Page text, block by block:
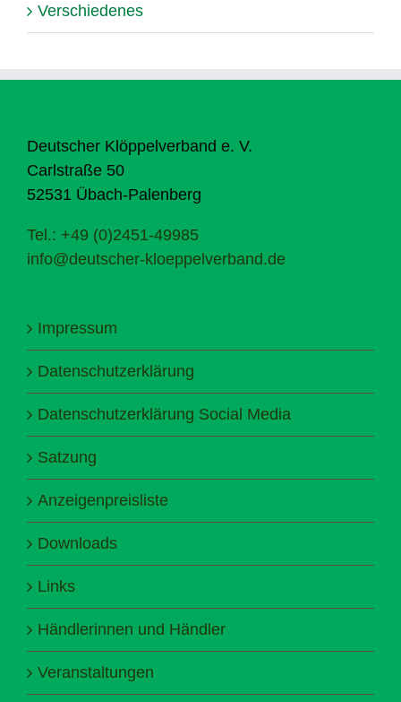
Verschiedenes
Deutscher Klöppelverband e. V.
Carlstraße 50
52531 Übach-Palenberg
Tel.: +49 (0)2451-49985
info@deutscher-kloeppelverband.de
Impressum
Datenschutzerklärung
Datenschutzerklärung Social Media
Satzung
Anzeigenpreisliste
Downloads
Links
Händlerinnen und Händler
Veranstaltungen